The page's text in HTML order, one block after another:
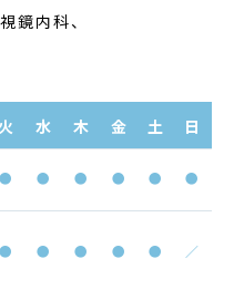
鏡内科、
火 水 木 金 土 日
● ● ● ● ● ●
● ● ● ● ● ／